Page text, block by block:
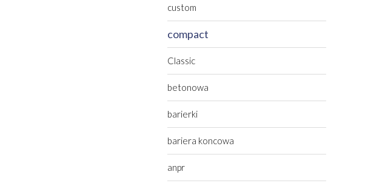
custom
compact
Classic
betonowa
barierki
bariera koncowa
anpr